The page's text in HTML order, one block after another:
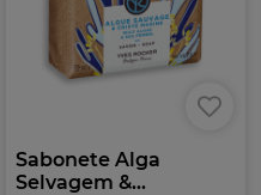
Sabonete Alga
Selvagem &...